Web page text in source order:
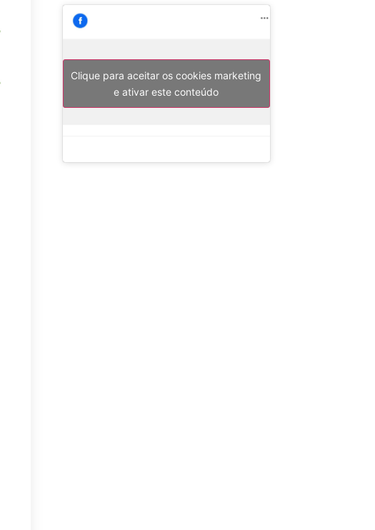
Clique para aceitar os cookies marketing
e ativar este conteúdo